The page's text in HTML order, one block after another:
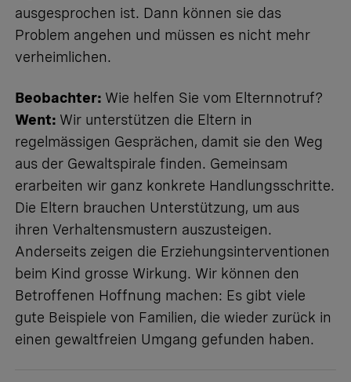
ausgesprochen ist. Dann können sie das
Problem angehen und müssen es nicht mehr
verheimlichen.
Beobachter: Wie helfen Sie vom Elternnotruf?
Went: Wir unterstützen die Eltern in
regelmässigen Gesprächen, damit sie den Weg
aus der Gewaltspirale finden. Gemeinsam
erarbeiten wir ganz konkrete Handlungsschritte.
Die Eltern brauchen Unterstützung, um aus
ihren Verhaltensmustern auszusteigen.
Anderseits zeigen die Erziehungsinterventionen
beim Kind grosse Wirkung. Wir können den
Betroffenen Hoffnung machen: Es gibt viele
gute Beispiele von Familien, die wieder zurück in
einen gewaltfreien Umgang gefunden haben.